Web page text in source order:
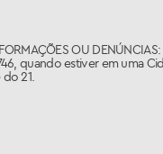
OU DENÚNCIAS:
quando estiver em uma
21.